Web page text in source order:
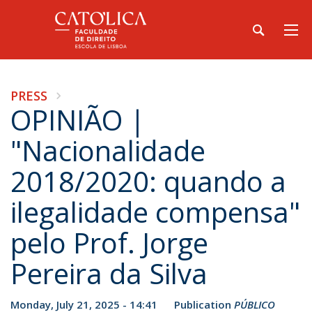
PRESS
OPINIÃO |
"Nacionalidade
2018/2020: quando a
ilegalidade compensa"
pelo Prof. Jorge
Pereira da Silva
Monday, July 21, 2025 - 14:41 Publication PÚBLICO